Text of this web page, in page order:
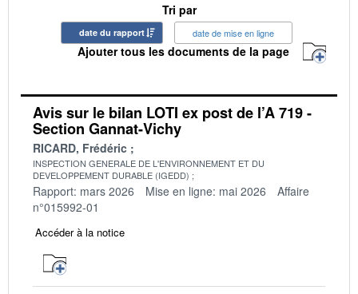
Tri par
date du rapport date de mise en ligne
Ajouter tous les documents de la page
Avis sur le bilan LOTI ex post de l’A 719 -
Section Gannat-Vichy
RICARD, Frédéric
INSPECTION GENERALE DE L'ENVIRONNEMENT ET DU
DEVELOPPEMENT DURABLE (IGEDD)
Rapport: mars 2026 Mise en ligne: mai 2026
Affaire
n°015992-01
Accéder à la notice